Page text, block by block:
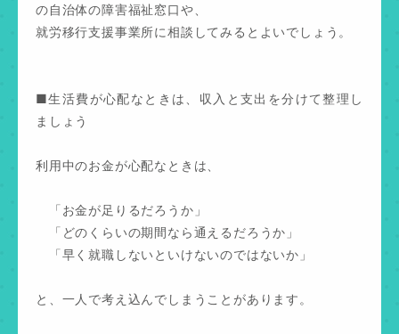
の自治体の障害福祉窓口や、
就労移行支援事業所に相談してみるとよいでしょう。
■生活費が心配なときは、収入と支出を分けて整理し
ましょう
利用中のお金が心配なときは、
「お金が足りるだろうか」
「どのくらいの期間なら通えるだろうか」
「早く就職しないといけないのではないか」
と、一人で考え込んでしまうことがあります。